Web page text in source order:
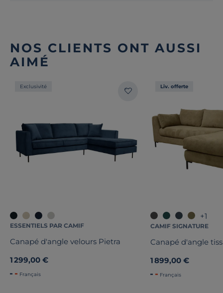
NOS CLIENTS ONT AUSSI
AIMÉ
Exclusivité
ESSENTIELS PAR CAMIF
Canapé d'angle velours Pietra
1 299,00 €
Français
Liv. offerte
+1
CAMIF SIGNATURE
Canapé d'angle
1 899,00 €
Français